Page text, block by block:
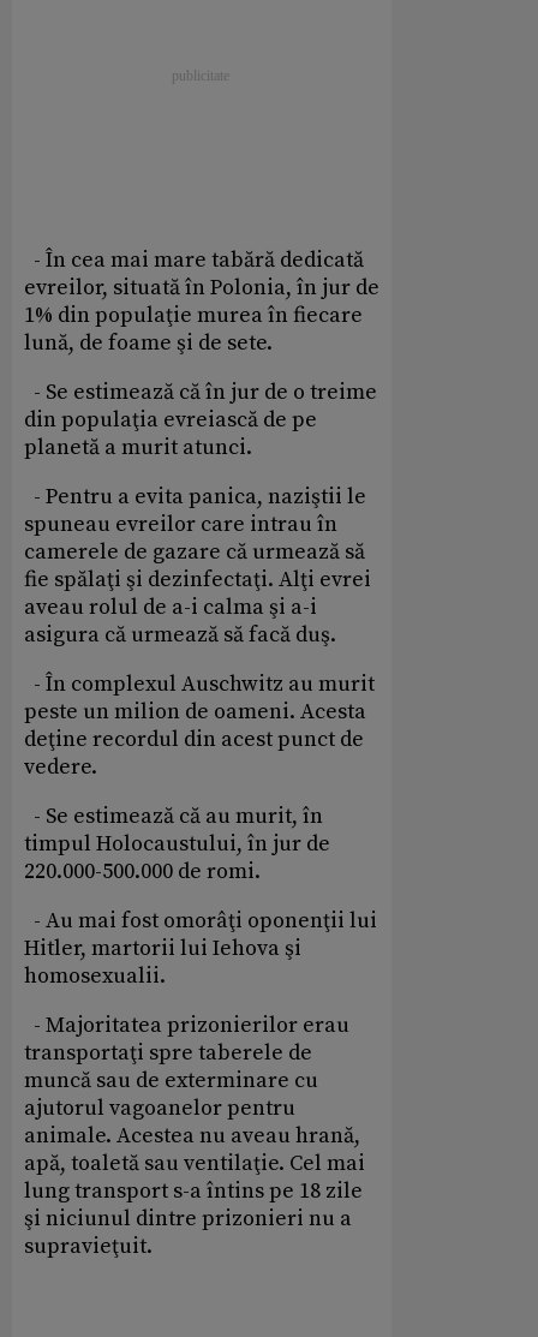
- În cea mai mare tabără dedicată
evreilor, situată în Polonia, în jur de
1% din populaţie murea în fiecare
lună, de foame şi de sete.
- Se estimează că în jur de o treime
din populaţia evreiască de pe
planetă a murit atunci.
- Pentru a evita panica, naziştii le
spuneau evreilor care intrau în
camerele de gazare că urmează să
fie spălaţi şi dezinfectaţi. Alţi evrei
aveau rolul de a-i calma şi a-i
asigura că urmează să facă duş.
- În complexul Auschwitz au murit
peste un milion de oameni. Acesta
deţine recordul din acest punct de
vedere.
- Se estimează că au murit, în
timpul Holocaustului, în jur de
220.000-500.000 de romi.
- Au mai fost omorâţi oponenţii lui
Hitler, martorii lui Iehova şi
homosexualii.
- Majoritatea prizonierilor erau
transportaţi spre taberele de
muncă sau de exterminare cu
ajutorul vagoanelor pentru
animale. Acestea nu aveau hrană,
apă, toaletă sau ventilaţie. Cel mai
lung transport s-a întins pe 18 zile
şi niciunul dintre prizonieri nu a
supravieţuit.